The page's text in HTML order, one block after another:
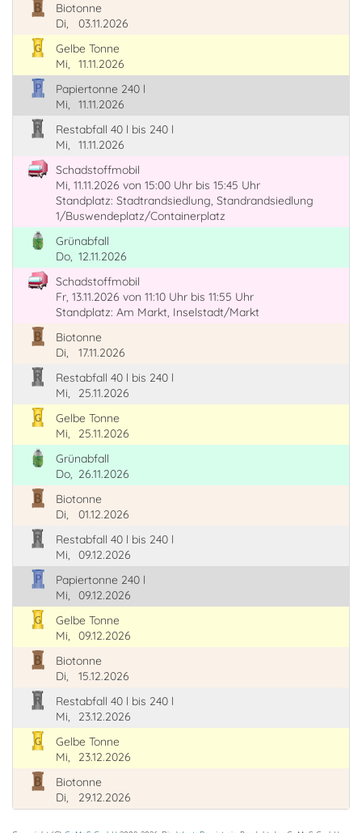
Biotonne
Di,
03.11.2026
Gelbe Tonne
Mi,
11.11.2026
Papiertonne 240 l
Mi,
11.11.2026
Restabfall 40 l bis 240 l
Mi,
11.11.2026
Schadstoffmobil
Mi, 11.11.2026 von 15:00 Uhr bis 15:45 Uhr
Standplatz: Stadtrandsiedlung, Standrandsiedlung
1/Buswendeplatz/Containerplatz
Grünabfall
Do, 12.11.2026
Schadstoffmobil
Fr, 13.11.2026 von 11:10 Uhr bis 11:55 Uhr
Standplatz: Am Markt, Inselstadt/Markt
Biotonne
Di,
17.11.2026
Restabfall 40 l bis 240 l
Mi,
25.11.2026
Gelbe Tonne
Mi,
25.11.2026
Grünabfall
Do, 26.11.2026
Biotonne
Di,
01.12.2026
Restabfall 40 l bis 240 l
Mi,
09.12.2026
Papiertonne 240 l
Mi,
09.12.2026
Gelbe Tonne
Mi,
09.12.2026
Biotonne
Di,
15.12.2026
Restabfall 40 l bis 240 l
Mi,
23.12.2026
Gelbe Tonne
Mi,
23.12.2026
Biotonne
Di,
29.12.2026